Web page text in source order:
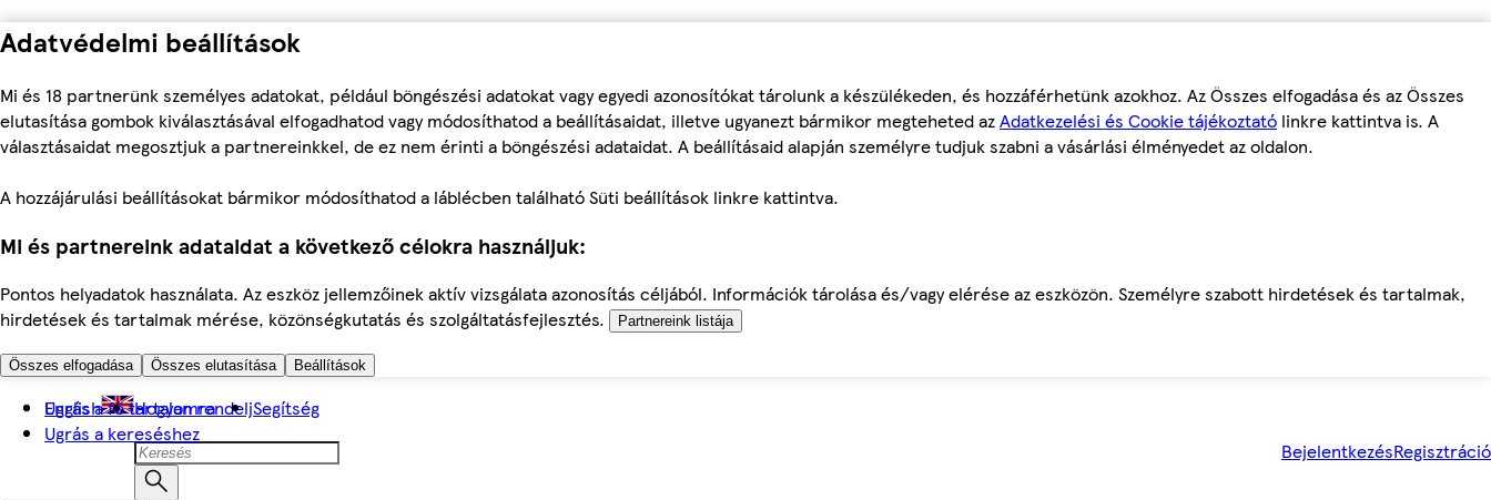
Adatvédelmi beállítások
Mi és 18 partnerünk személyes adatokat, például böngészési adatokat vagy egyedi azonosítókat tárolunk a készülékeden, és hozzáférhetünk azokhoz. Az Összes elfogadása és az Összes
elutasítása gombok kiválasztásával elfogadhatod vagy módosíthatod a beállításaidat, illetve ugyanezt bármikor megteheted azAdatkezelési és Cookie tájékoztató linkre kattintva is. A
választásaidat megosztjuk a partnereinkkel, de ez nem érinti a böngészési adataidat. A beállításaid alapján személyre tudjuk szabni a vásárlási élményedet az oldalon.
A hozzájárulási beállításokat bármikor módosíthatod a láblécben található Süti beállítások linkre kattintva.
Mi és partnereink adataidat a következő célokra használjuk:
Pontos helyadatok használata. Az eszköz jellemzőinek aktív vizsgálata azonosítás céljából. Információk tárolása és/vagy elérése az eszközön. Személyre szabott hirdetések és tartalmak,
hirdetések és tartalmak mérése, közönségkutatás és szolgáltatásfejlesztés.
Partnereink listája
Összes elfogadása Összes elutasítása Beállítások
Ugrás a fő tartalomra
Ugrás a kereséshez
English Hogyan rendeljSegítség
BejelentkezésRegisztráció